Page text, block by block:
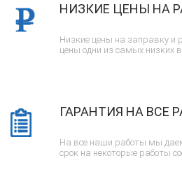
НИЗКИЕ ЦЕНЫ НА
Низкие цены на заправку и
цены одни из самых низких в
ГАРАНТИЯ НА ВСЕ
На все наши работы мы
срок на некоторые работы